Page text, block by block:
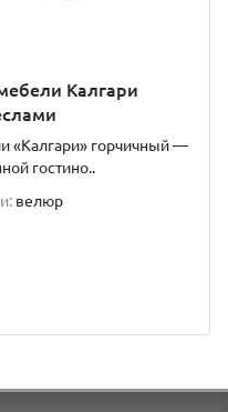
Калгари
«Калгари» горчичный —
гостино..
велюр